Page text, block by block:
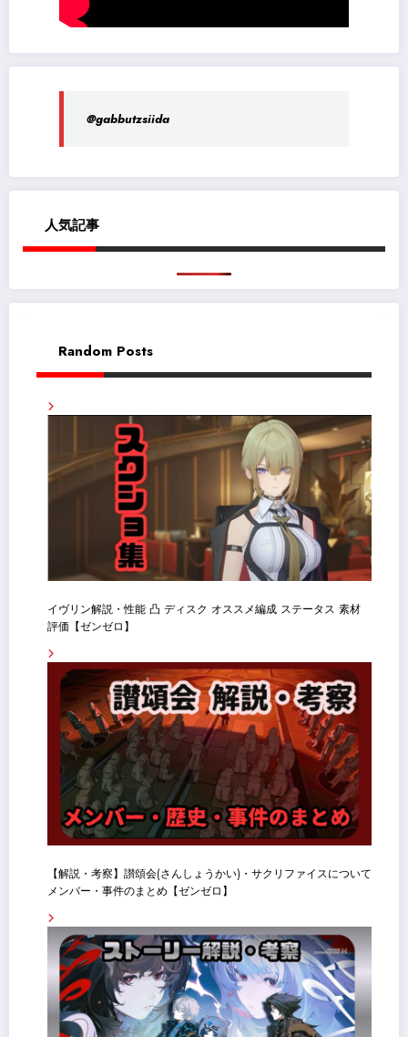
@gabbutzsiida
人気記事
Random Posts
イヴリン解説・性能 凸 ディスク オススメ編成 ステータス 素材
評価【ゼンゼロ】
【解説・考察】讃頌会(さんしょうかい)・サクリファイスについて
メンバー・事件のまとめ【ゼンゼロ】